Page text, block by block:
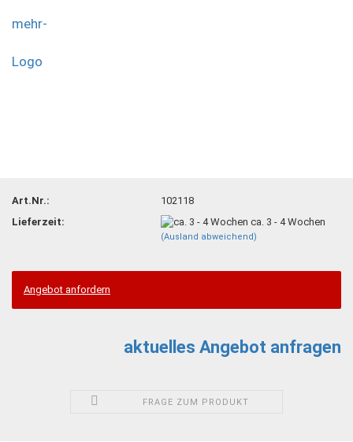
Art.Nr.:
102118
Lieferzeit:
ca. 3 - 4 Wochen
(Ausland abweichend)
Angebot anfordern
aktuelles Angebot anfragen
FRAGE ZUM PRODUKT